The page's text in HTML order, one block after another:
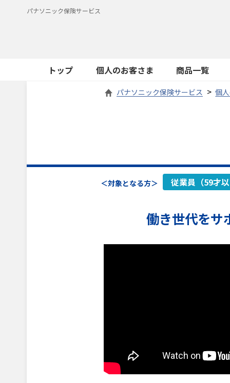
パナソニック保険サービス
トップ 個人のお客さま 商品一覧
パナソニック保険サービス 個
＜対象となる方＞ 従業員（59才以
働き世代をサ